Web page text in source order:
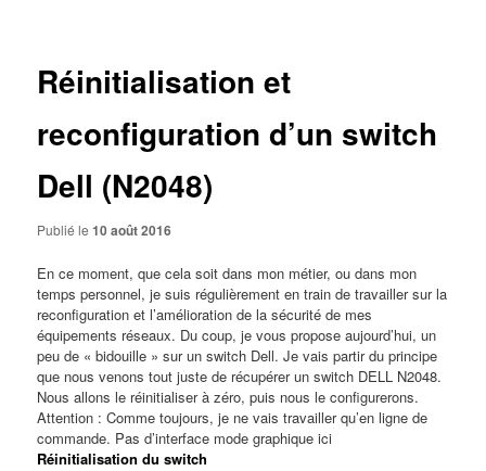
Réinitialisation et
reconfiguration d’un switch
Dell (N2048)
Publié le10 août 2016
En ce moment, que cela soit dans mon métier, ou dans mon
temps personnel, je suis régulièrement en train de travailler sur la
reconfiguration et l’amélioration de la sécurité de mes
équipements réseaux. Du coup, je vous propose aujourd’hui, un
peu de « bidouille » sur un switch Dell. Je vais partir du principe
que nous venons tout juste de récupérer un switch DELL N2048.
Nous allons le réinitialiser à zéro, puis nous le configurerons.
Attention : Comme toujours, je ne vais travailler qu’en ligne de
commande. Pas d’interface mode graphique ici
Réinitialisation du switch